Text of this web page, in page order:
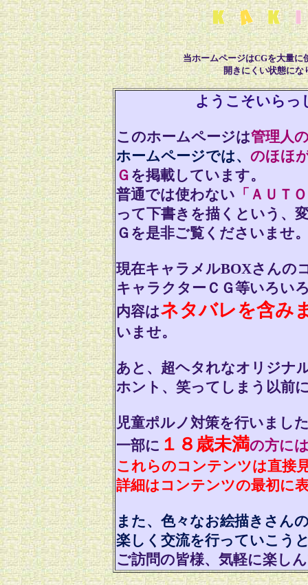
当ホームページはCGを大量
開きにくい状態にな
ようこそいらっ
このホームページは管理人
ホームページでは、 のほほ
Ｇ を掲載しています。
普通では使わない 「ＡＵＴ
って下書きを描くという、
Ｇを是非ご覧くださいませ
現在キャラメルBOXさんの
キャラクターＣＧ等いろい
内容はネタバレを含み
いませ。
あと、超ヘタれなオリジナ
ホント、笑ってしまう以前
児童ポルノ対策を行いまし
一部に １８歳未満の方に
これらのコンテンツは直接
詳細はコンテンツの最初に
また、色々なお絵描きさん
楽しく交流を行っていこう
ご訪問の皆様、気軽に楽し